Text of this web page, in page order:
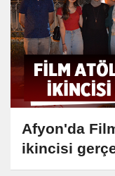
Afyon'da
ikincisi